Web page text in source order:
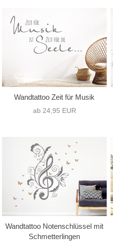
Wandtattoo Zeit für Musik
ab 24,95 EUR
Wandtattoo Notenschlüssel mit
Schmetterlingen